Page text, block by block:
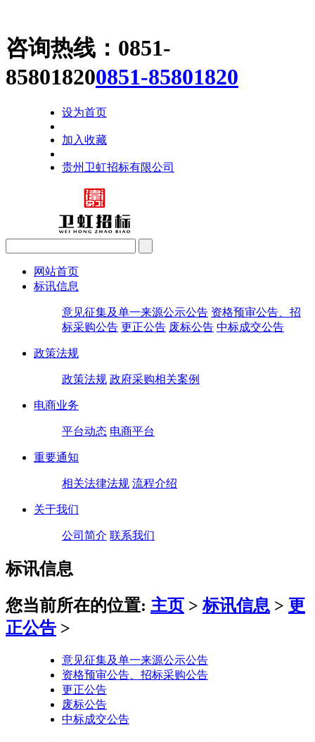
咨询热线： 0851-
858018200851-85801820
设为首页
加入收藏
贵州卫虹招标有限公司
网站首页
标讯信息
意见征集及单一来源公示公告 资格预审公告、招
标采购公告 更正公告 废标公告 中标成交公告
政策法规
政策法规 政府采购相关案例
电商业务
平台动态 电商平台
重要通知
相关法律法规 流程介绍
关于我们
公司简介 联系我们
标讯信息
您当前所在的位置: 主页 >标讯信息 > 更
正公告 >
意见征集及单一来源公示公告
资格预审公告、招标采购公告
更正公告
废标公告
中标成交公告